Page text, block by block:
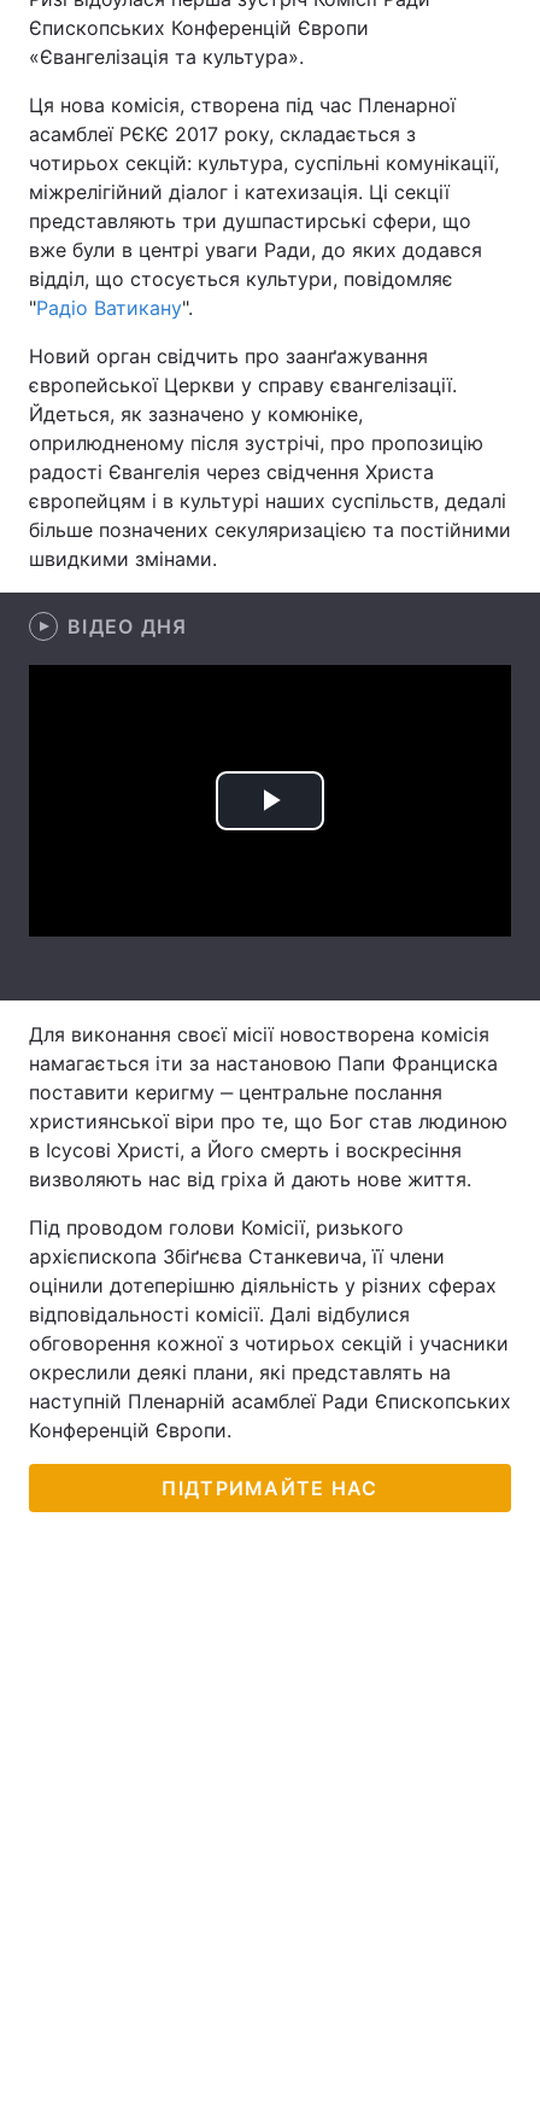
Головна Війна
Україна Політика
Економіка Світ
Техно і зв'язок Лайт
Зброя
Здоров'я Туризм
Цікавинки Погода
Екологія Регіони
Лонгріди
Тема оформлення
Єпископських Конференцій Європи
«Євангелізація та культура».
Ця нова комісія, створена під час Пленарної
асамблеї РЄКЄ 2017 року, складається з
чотирьох секцій: культура, суспільні комунікації,
міжрелігійний діалог і катехизація. Ці секції
представляють три душпастирські сфери, що
вже були в центрі уваги Ради, до яких додався
відділ, що стосується культури, повідомляє
"Радіо Ватикану".
Новий орган свідчить про заанґажування
європейської Церкви у справу євангелізації.
Йдеться, як зазначено у комюніке,
оприлюдненому після зустрічі, про пропозицію
радості Євангелія через свідчення Христа
європейцям і в культурі наших суспільств, дедалі
більше позначених секуляризацією та постійними
швидкими змінами.
ВІДЕО ДНЯ
Play
Для виконання своєї місії новостворена комісія
намагається іти за настановою Папи Франциска
поставити керигму ‒ центральне послання
християнської віри про те, що Бог став людиною
в Ісусові Христі, а Його смерть і воскресіння
визволяють нас від гріха й дають нове життя.
Під проводом голови Комісії, ризького
архієпископа Збіґнєва Станкевича, її члени
оцінили дотеперішню діяльність у різних сферах
відповідальності комісії. Далі відбулися
обговорення кожної з чотирьох секцій і учасники
окреслили деякі плани, які представлять на
наступній Пленарній асамблеї Ради Єпископських
Конференцій Європи.
ПІДТРИМАЙТЕ НАС